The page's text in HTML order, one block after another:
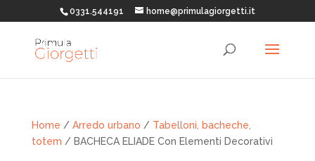
0331.544191 home@primulagiorgetti.it
Home / Arredo urbano / Tabelloni, bacheche,
totem / BACHECA ELIADE Con Elementi Decorativi